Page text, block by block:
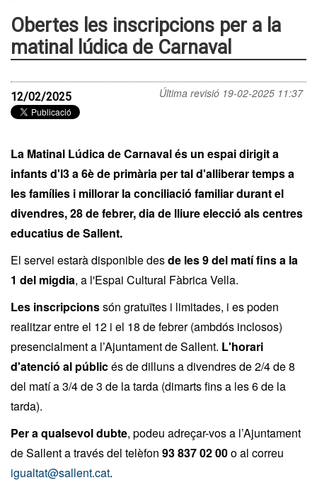
Obertes les inscripcions per a la
matinal lúdica de Carnaval
Última revisió 19-02-2025 11:37
12/02/2025
La Matinal Lúdica de Carnaval és un espai dirigit a
infants d'I3 a 6è de primària per tal d'alliberar temps a
les famílies i millorar la conciliació familiar durant el
divendres, 28 de febrer, dia de lliure elecció als centres
educatius de Sallent.
El servei estarà disponible desde les9 del matí fins a la
1 del migdia, a l'Espai Cultural Fàbrica Vella.
Les inscripcionssón gratuïtes i limitades, i es poden
realitzar entre el 12 i el 18 de febrer (ambdós inclosos)
presencialment a l’Ajuntament de Sallent. L'horari
d'atenció al públicés de dilluns a divendres de 2/4 de 8
del matí a 3/4 de 3 de la tarda (dimarts fins a les 6 de la
tarda).
Per a qualsevol dubte, podeu adreçar-vos a l’Ajuntament
de Sallent a través del telèfon 93 837 02 00o al correu
igualtat@sallent.cat.